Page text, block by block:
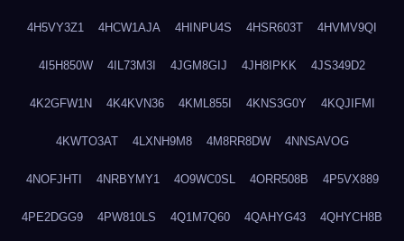
4H5VY3Z1 4HCW1AJA 4HINPU4S 4HSR603T 4HVMV9QI
4I5H850W 4IL73M3I 4JGM8GIJ 4JH8IPKK 4JS349D2
4K2GFW1N 4K4KVN36 4KML855I 4KNS3G0Y 4KQJIFMI
4KWTO3AT 4LXNH9M8 4M8RR8DW 4NNSAVOG
4NOFJHTI 4NRBYMY1 4O9WC0SL 4ORR508B 4P5VX889
4PE2DGG9 4PW810LS 4Q1M7Q60 4QAHYG43 4QHYCH8B